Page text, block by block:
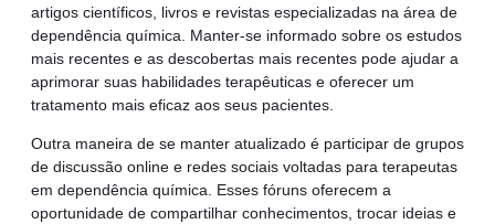
artigos científicos, livros e revistas especializadas na área de
dependência química. Manter-se informado sobre os estudos
mais recentes e as descobertas mais recentes pode ajudar a
aprimorar suas habilidades terapêuticas e oferecer um
tratamento mais eficaz aos seus pacientes.
Outra maneira de se manter atualizado é participar de grupos
de discussão online e redes sociais voltadas para terapeutas
em dependência química. Esses fóruns oferecem a
oportunidade de compartilhar conhecimentos, trocar ideias e